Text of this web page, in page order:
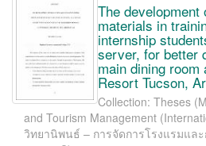
The
materials in
internship
server, for better
main dining room
Resort Tucson,
Collection: Theses
and Tourism Management
วิทยานิพนธ์ – การจัดการโรงแรมแล